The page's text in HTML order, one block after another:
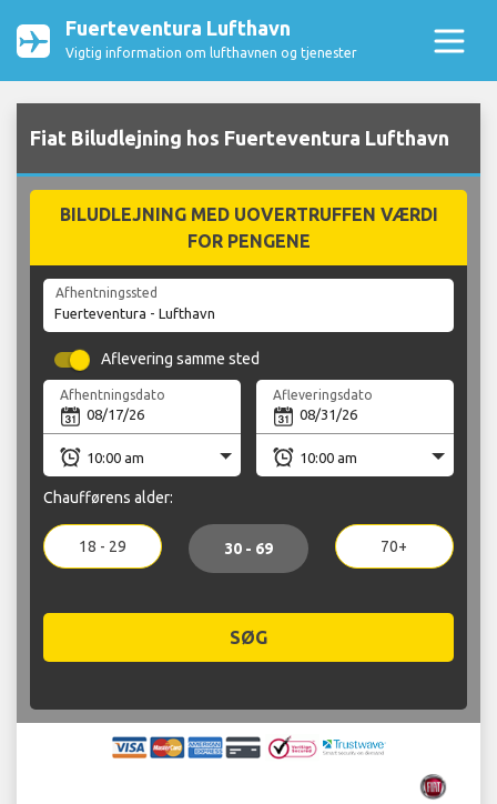
Fuerteventura Lufthavn
Vigtig information om lufthavnen og tjenester
Fiat Biludlejning hos Fuerteventura Lufthavn
BILUDLEJNING MED UOVERTRUFFEN VÆRDI
FOR PENGENE
Afhentningssted
Aflevering samme sted
Afhentningsdato Afleveringsdato
Chaufførens alder:
18 - 29 30 - 69 70+
SØG